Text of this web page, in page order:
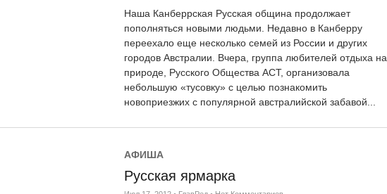
Наша Канберрская Русская община продолжает
пополняться новыми людьми. Недавно в Канберру
переехало еще несколько семей из России и других
городов Австралии. Вчера, группа любителей отдыха на
природе, Русского Общества АСТ, организовала
небольшую «тусовку» с целью познакомить
новоприезжих с популярной австралийской забавой...
АФИША
Русская ярмарка